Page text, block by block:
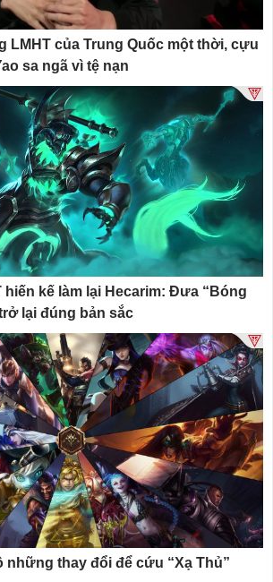
LMHT của Trung Quốc một thời, cựu
sa ngã vì tệ nạn
hiến kế làm lại Hecarim: Đưa “Bóng
lại đúng bản sắc
những thay đổi để cứu “Xạ Thủ”